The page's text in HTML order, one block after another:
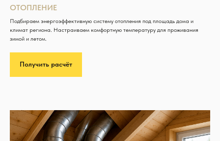
ОТОПЛЕНИЕ
Подбираем энергоэффективную систему отопления под площадь дома и
климат региона. Настраиваем комфортную температуру для проживания
зимой и летом.
Получить расчёт